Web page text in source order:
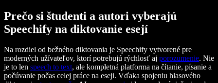
Prečo si študenti a autori vyberajú
Speechify na diktovanie esejí
Na rozdiel od bežného diktovania je Speechify vytvorené pre
moderných užívateľov, ktorí potrebujú rýchlosť aj porozumenie. Nie
je to len speech to text, ale kompletná platforma na čítanie, písanie a
počúvanie počas celej práce na eseji. Vďaka spojeniu hlasového